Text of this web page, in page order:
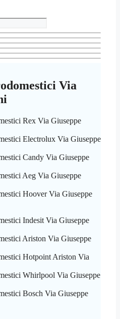
Via
Rex Via Giuseppe
Electrolux Via Giuseppe
Candy Via Giuseppe
Aeg Via Giuseppe
Hoover Via Giuseppe
Indesit Via Giuseppe
Ariston Via Giuseppe
Hotpoint Ariston Via
Whirlpool Via Giuseppe
Bosch Via Giuseppe